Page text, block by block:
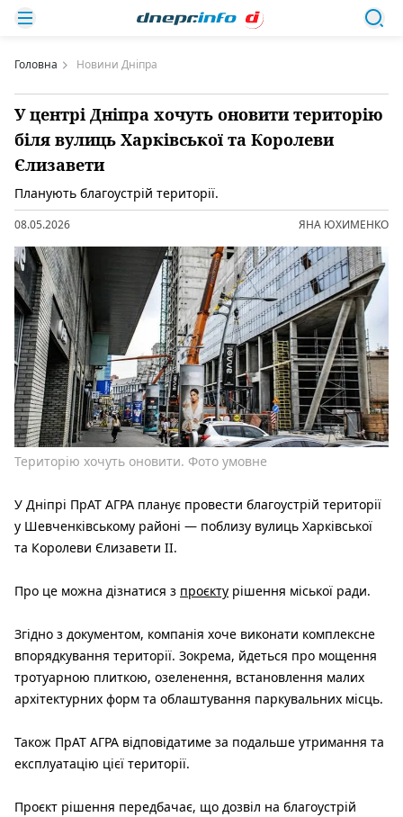
Головна Новини Дніпра
У центрі Дніпра хочуть оновити територію
біля вулиць Харківської та Королеви
Єлизавети
Планують благоустрій території.
08.05.2026 ЯНА ЮХИМЕНКО
Територію хочуть оновити. Фото умовне
У Дніпрі ПрАТ АГРА планує провести благоустрій території
у Шевченківському районі — поблизу вулиць Харківської
та Королеви Єлизавети ІІ.
Про це можна дізнатися з проєкту рішення міської ради.
Згідно з документом, компанія хоче виконати комплексне
впорядкування території. Зокрема, йдеться про мощення
тротуарною плиткою, озеленення, встановлення малих
архітектурних форм та облаштування паркувальних місць.
Також ПрАТ АГРА відповідатиме за подальше утримання та
експлуатацію цієї території.
Проєкт рішення передбачає, що дозвіл на благоустрій